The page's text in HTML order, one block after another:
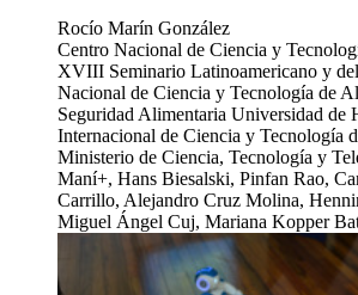
Rocío Marín González
Centro Nacional de Ciencia y
XVIII Seminario Latinoamericano y
Nacional de Ciencia y Tecnología de
Seguridad Alimentaria Universidad de
Internacional de Ciencia y Tecnología
Ministerio de Ciencia, Tecnología y
Maní+, Hans Biesalski, Pinfan Rao,
Carrillo, Alejandro Cruz Molina,
Miguel Ángel Cuj, Mariana Kopper